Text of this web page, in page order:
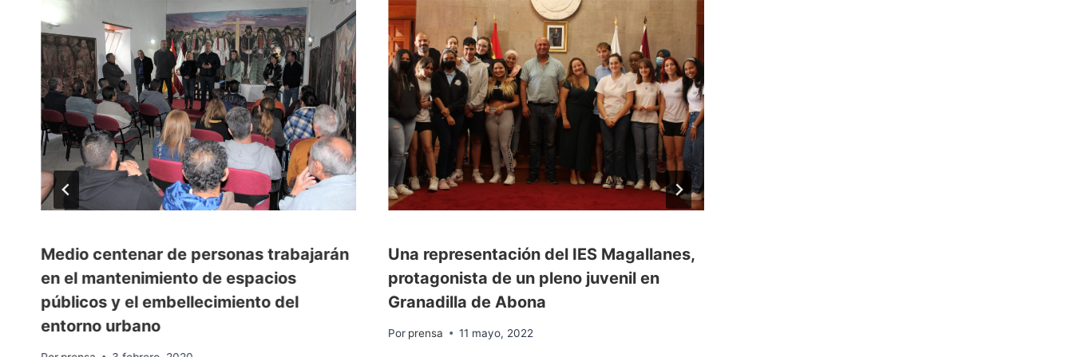
Medio centenar de personas trabajarán
en el mantenimiento de espacios
públicos y el embellecimiento del
entorno urbano
Una representación del IES Magallanes,
protagonista de un pleno juvenil en
Granadilla de Abona
Por prensa 11 mayo, 2022